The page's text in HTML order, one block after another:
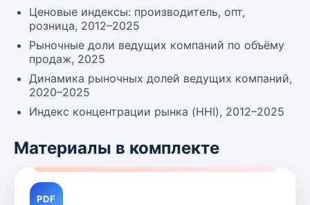
Ценовые индексы: производитель, опт,
розница, 2012–2025
Рыночные доли ведущих компаний по объёму
продаж, 2025
Динамика рыночных долей ведущих компаний,
2020–2025
Индекс концентрации рынка (HHI), 2012–2025
Материалы в комплекте
PDF